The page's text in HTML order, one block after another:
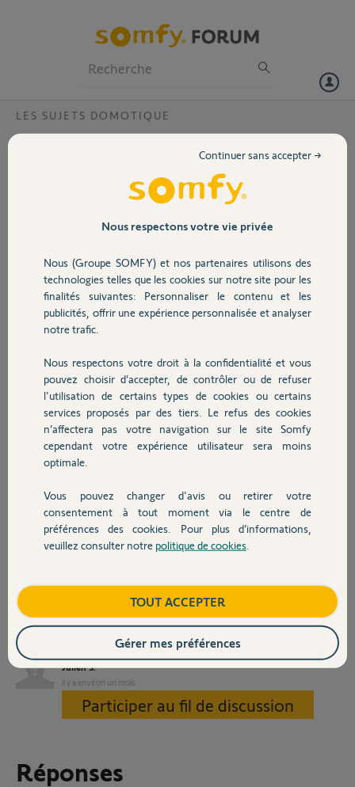
Volet
Sécurité
Domotique
Chauffage
Autres produits
Devis avec un pro
Contact
LES SUJETS DOMOTIQUE
Pourquoi je n'arrive plus a contrôler mes
Bonjour,
J’ai une Rail-DIN V2 et tout a parfaitement
fonctionné pendant environ une semaine.
Depuis, du jour au lendemain, je ne peux plus
piloter aucun équipement depuis l’application
Somfy sur iPhone. J’obtiens systématiquement
le message suivant :
aboutir car une erreur s’est produite sur plusieurs
de vos produits. »
Je n’ai que des volets roulants connectés à la box. Pourtant :
la Rail Din est bien connectée au Wi-Fi ;
tous les volets fonctionnent parfaitement de manière indépendante ;
télécommande de contrôle général ;
le problème semble donc uniquement concerner la communication
entre l’application, la box et les volets roulants.
Auriez-vous une manipulation à me conseiller pour rétablir le pilotage
depuis l’application, sans perdre les réglages existants de mes volets ?
Merci par avance pour votre aide.
Julien S.
il y a environ un mois
Participer au fil de discussion
Réponses
Nous respectons votre vie privée
Nous (Groupe SOMFY) et nos partenaires utilisons des
technologies telles que les cookies sur notre site pour les
finalités suivantes: Personnaliser le contenu et les
publicités, offrir une expérience personnalisée et analyser
notre trafic.
Nous respectons votre droit à la confidentialité et vous
pouvez choisir d’accepter, de contrôler ou de refuser
l'utilisation de certains types de cookies ou certains
services proposés par des tiers. Le refus des cookies
n’affectera pas votre navigation sur le site Somfy
cependant votre expérience utilisateur sera moins
optimale.
Vous pouvez changer d'avis ou retirer votre
consentement à tout moment via le centre de
préférences des cookies. Pour plus d’informations,
veuillez consulter notre politique de cookies
Continuer sans accepter →
TOUT ACCEPTER
Gérer mes préférences